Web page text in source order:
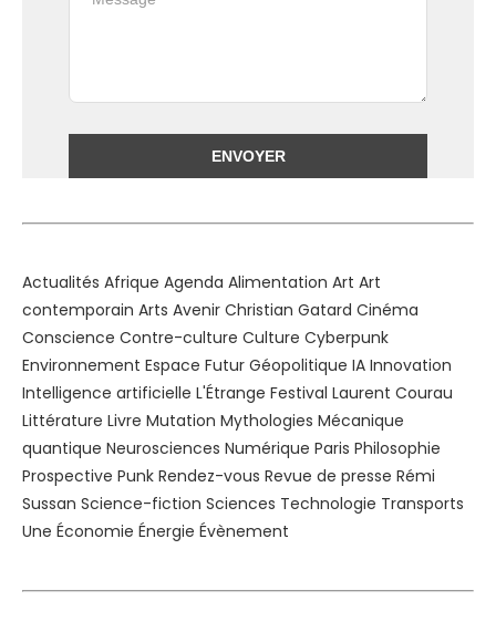
Actualités Afrique Agenda Alimentation Art Art
contemporain Arts Avenir Christian Gatard Cinéma
Conscience Contre-culture Culture Cyberpunk
Environnement Espace Futur Géopolitique IA Innovation
Intelligence artificielle L'Étrange Festival Laurent Courau
Littérature Livre Mutation Mythologies Mécanique
quantique Neurosciences Numérique Paris Philosophie
Prospective Punk Rendez-vous Revue de presse Rémi
Sussan Science-fiction Sciences Technologie Transports
Une Économie Énergie Évènement